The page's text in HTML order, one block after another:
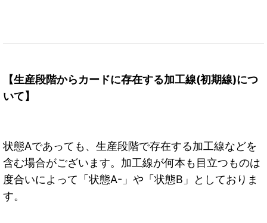
【生産段階からカードに存在する加工線(初期線)につ
いて】
状態Aであっても、生産段階で存在する加工線などを
含む場合がございます。加工線が何本も目立つものは
度合いによって「状態A-」や「状態B」としておりま
す。